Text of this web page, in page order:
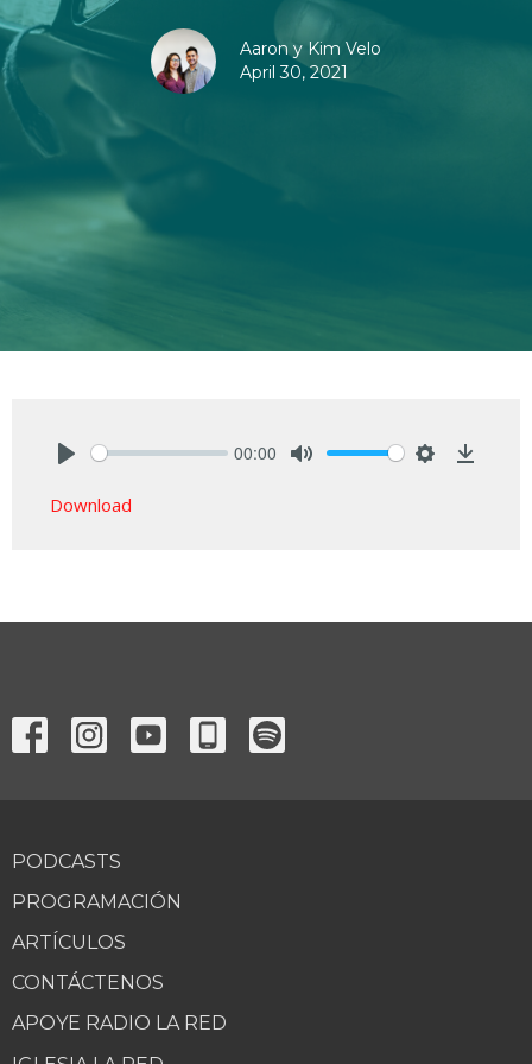
Aaron y Kim Velo
April 30, 2021
00:00
Download
PODCASTS
PROGRAMACIÓN
ARTÍCULOS
CONTÁCTENOS
APOYE RADIO LA RED